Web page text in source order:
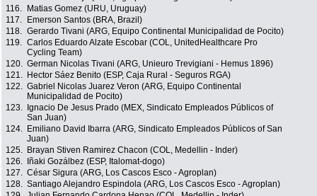
116.
Matias Gomez (URU, Uruguay)
117.
Emerson Santos (BRA, Brazil)
118. Gerardo Tivani (ARG, Equipo Continental Municipalidad de Pocito)
119. Carlos Eduardo Alzate Escobar (COL, UnitedHealthcare Pro
Cycling Team)
120. German Nicolas Tivani (ARG, Unieuro Trevigiani - Hemus 1896)
121.
Hector Sáez Benito (ESP, Caja Rural - Seguros RGA)
122. Gabriel Nicolas Juarez Veron (ARG, Equipo Continental
Municipalidad de Pocito)
123.
Ignacio De Jesus Prado (MEX, Sindicato Empleados Públicos of
San Juan)
124.
Emiliano David Ibarra (ARG, Sindicato Empleados Públicos of San
Juan)
125. Brayan Stiven Ramirez Chacon (COL, Medellin - Inder)
126.
Iñaki Gozálbez (ESP, Italomat-dogo)
127. César Sigura (ARG, Los Cascos Esco - Agroplan)
128. Santiago Alejandro Espindola (ARG, Los Cascos Esco - Agroplan)